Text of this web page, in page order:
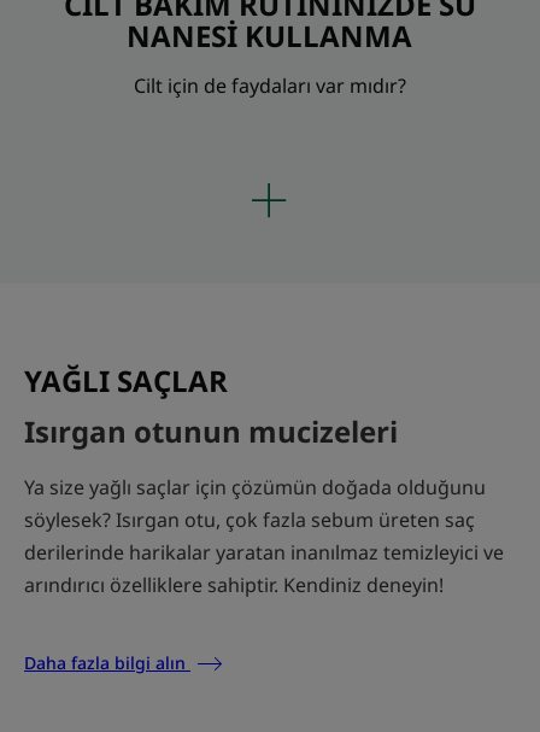
NANESİ KULLANMA
Cilt için de faydaları var mıdır?
YAĞLI SAÇLAR
Isırgan otunun mucizeleri
Ya size yağlı saçlar için çözümün doğada olduğunu
söylesek? Isırgan otu, çok fazla sebum üreten saç
derilerinde harikalar yaratan inanılmaz temizleyici ve
arındırıcı özelliklere sahiptir. Kendiniz deneyin!
Daha fazla bilgi alın